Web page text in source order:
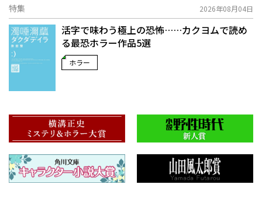
特集 2026年08月04日
活字で味わう極上の恐怖……カクヨムで読め
る最恐ホラー作品5選
ホラー